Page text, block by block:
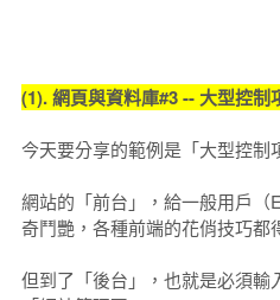
(1). 網頁與資料庫#3 -- 大型控制
今天要分享的範例是「大型控制
網站的「前台」，給一般用戶（
奇鬥艷，各種前端的花俏技巧都
但到了「後台」，也就是必須輸